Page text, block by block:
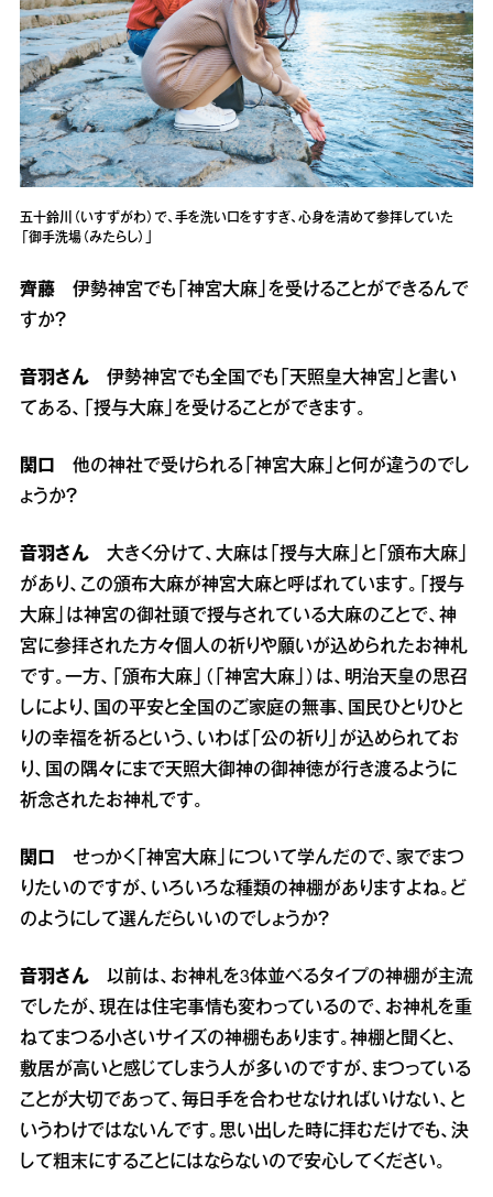
五十鈴川（いすずがわ）で、手を洗い口をすすぎ、心身を清めて参拝していた
「御手洗場（みたらし）」
齊藤 伊勢神宮でも「神宮大麻」を受けることができるんで
すか？
音羽さん 伊勢神宮でも全国でも「天照皇大神宮」と書い
てある、「授与大麻」を受けることができます。
関口
他の神社で受けられる「神宮大麻」と何が違うのでし
ょうか？
音羽さん 大きく分けて、大麻は「授与大麻」と「頒布大麻」
があり、この頒布大麻が神宮大麻と呼ばれています。「授与
大麻」は神宮の御社頭で授与されている大麻のことで、神
宮に参拝された方々個人の祈りや願いが込められたお神札
です。一方、「頒布大麻」（「神宮大麻」）は、明治天皇の思召
しにより、国の平安と全国のご家庭の無事、国民ひとりひと
りの幸福を祈るという、いわば「公の祈り」が込められてお
り、国の隅々にまで天照大御神の御神徳が行き渡るように
祈念されたお神札です。
関口
せっかく「神宮大麻」について学んだので、家でまつ
りたいのですが、いろいろな種類の神棚がありますよね。ど
のようにして選んだらいいのでしょうか？
音羽さん 以前は、お神札を3体並べるタイプの神棚が主流
でしたが、現在は住宅事情も変わっているので、お神札を重
ねてまつる小さいサイズの神棚もあります。神棚と聞くと、
敷居が高いと感じてしまう人が多いのですが、まつっている
ことが大切であって、毎日手を合わせなければいけない、と
いうわけではないんです。思い出した時に拝むだけでも、決
して粗末にすることにはならないので安心してください。